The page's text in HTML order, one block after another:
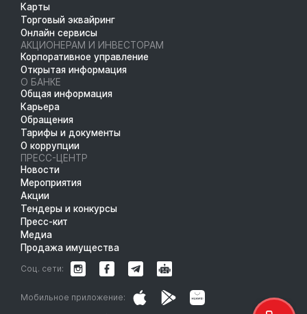
Карты
Торговый эквайринг
Онлайн сервисы
АКЦИОНЕРАМ И ИНВЕСТОРАМ
Корпоративное управление
Открытая информация
О БАНКЕ
Общая информация
Карьера
Обращения
Тарифы и документы
О коррупции
ПРЕСС-ЦЕНТР
Новости
Мероприятия
Акции
Тендеры и конкурсы
Пресс-кит
Медиа
Продажа имущества
Мобильное приложение:
Соц. сети: